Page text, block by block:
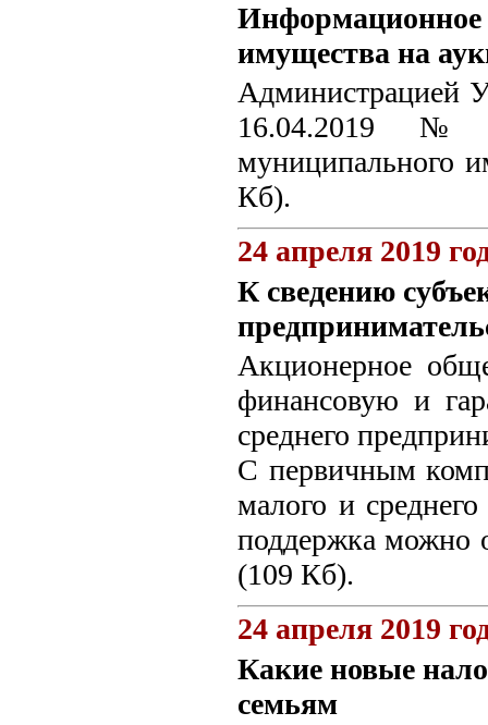
Информационное
имущества на
Администрацией
16.04.2019 №
муниципального
Кб).
24 апреля 2019
К сведению
Акционерное
финансовую и
среднего
С первичным
малого и
поддержка можно
(109 Кб).
24 апреля 2019
Какие новые
семьям